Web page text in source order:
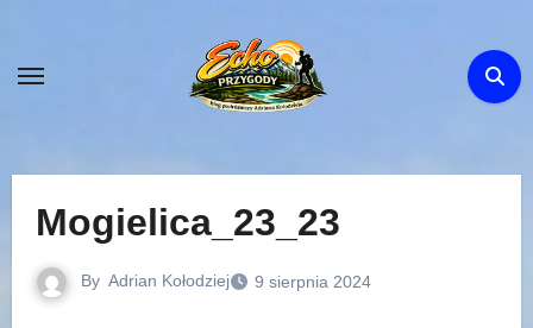
content
Mogielica_23_23
By Adrian Kołodziej 9 sierpnia 2024